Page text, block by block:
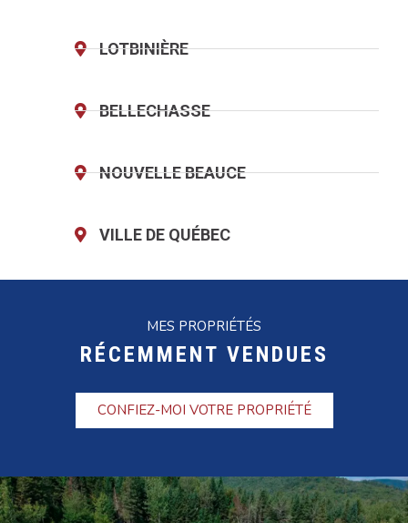
LOTBINIÈRE
BELLECHASSE
NOUVELLE BEAUCE
VILLE DE QUÉBEC
MES PROPRIÉTÉS
RÉCEMMENT VENDUES
CONFIEZ-MOI VOTRE PROPRIÉTÉ